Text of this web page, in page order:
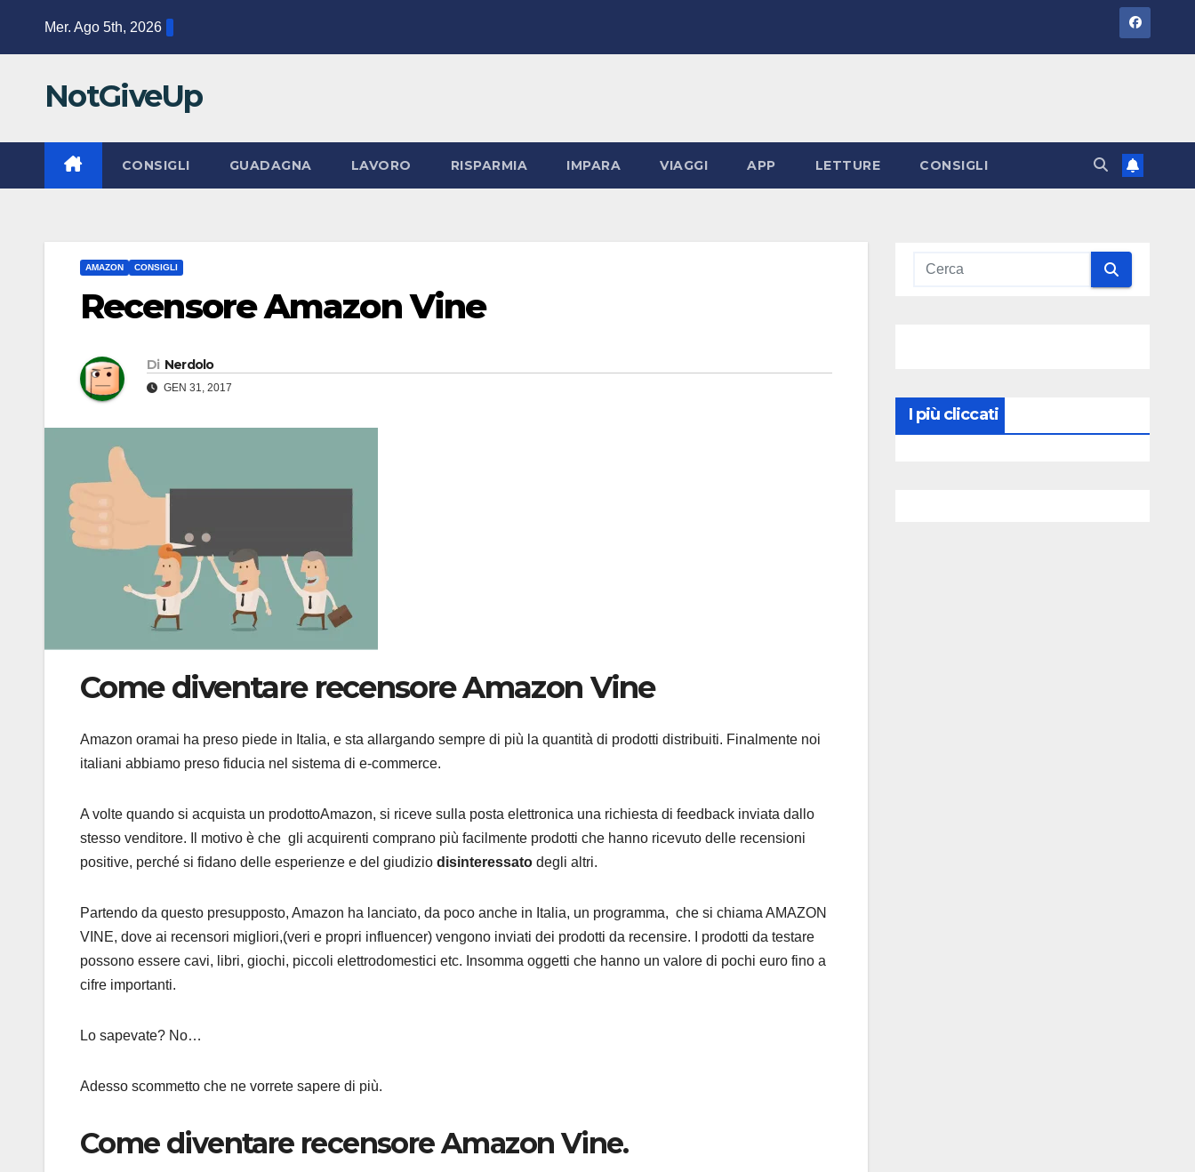
Mer. Ago 5th, 2026
NotGiveUp
CONSIGLI GUADAGNA LAVORO RISPARMIA IMPARA VIAGGI APP LETTURE CONSIGLI
AMAZON CONSIGLI
Recensore Amazon Vine
Di Nerdolo
GEN 31, 2017
Come diventare recensore Amazon Vine
Amazon oramai ha preso piede in Italia, e sta allargando sempre di più la quantità di prodotti distribuiti. Finalmente noi
italiani abbiamo preso fiducia nel sistema di e-commerce.
A volte quando si acquista un prodottoAmazon, si riceve sulla posta elettronica una richiesta di feedback inviata dallo
stesso venditore. Il motivo è che gli acquirenti comprano più facilmente prodotti che hanno ricevuto delle recensioni
positive, perché si fidano delle esperienze e del giudizio disinteressato degli altri.
Partendo da questo presupposto, Amazon ha lanciato, da poco anche in Italia, un programma, che si chiama AMAZON
VINE, dove ai recensori migliori,(veri e propri influencer) vengono inviati dei prodotti da recensire. I prodotti da testare
possono essere cavi, libri, giochi, piccoli elettrodomestici etc. Insomma oggetti che hanno un valore di pochi euro fino a
cifre importanti.
Lo sapevate? No…
Adesso scommetto che ne vorrete sapere di più.
Come diventare recensore Amazon Vine.
I più cliccati